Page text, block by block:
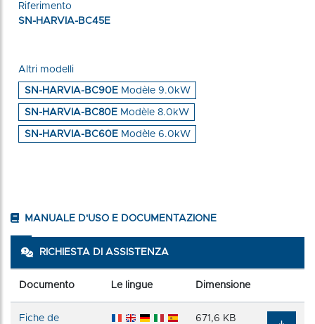
Riferimento
SN-HARVIA-BC45E
Altri modelli
SN-HARVIA-BC90E Modèle 9.0kW
SN-HARVIA-BC80E Modèle 8.0kW
SN-HARVIA-BC60E Modèle 6.0kW
MANUALE D'USO E DOCUMENTAZIONE
RICHIESTA DI ASSISTENZA
Documento Le lingue Dimensione
Fiche de
671,6 KB